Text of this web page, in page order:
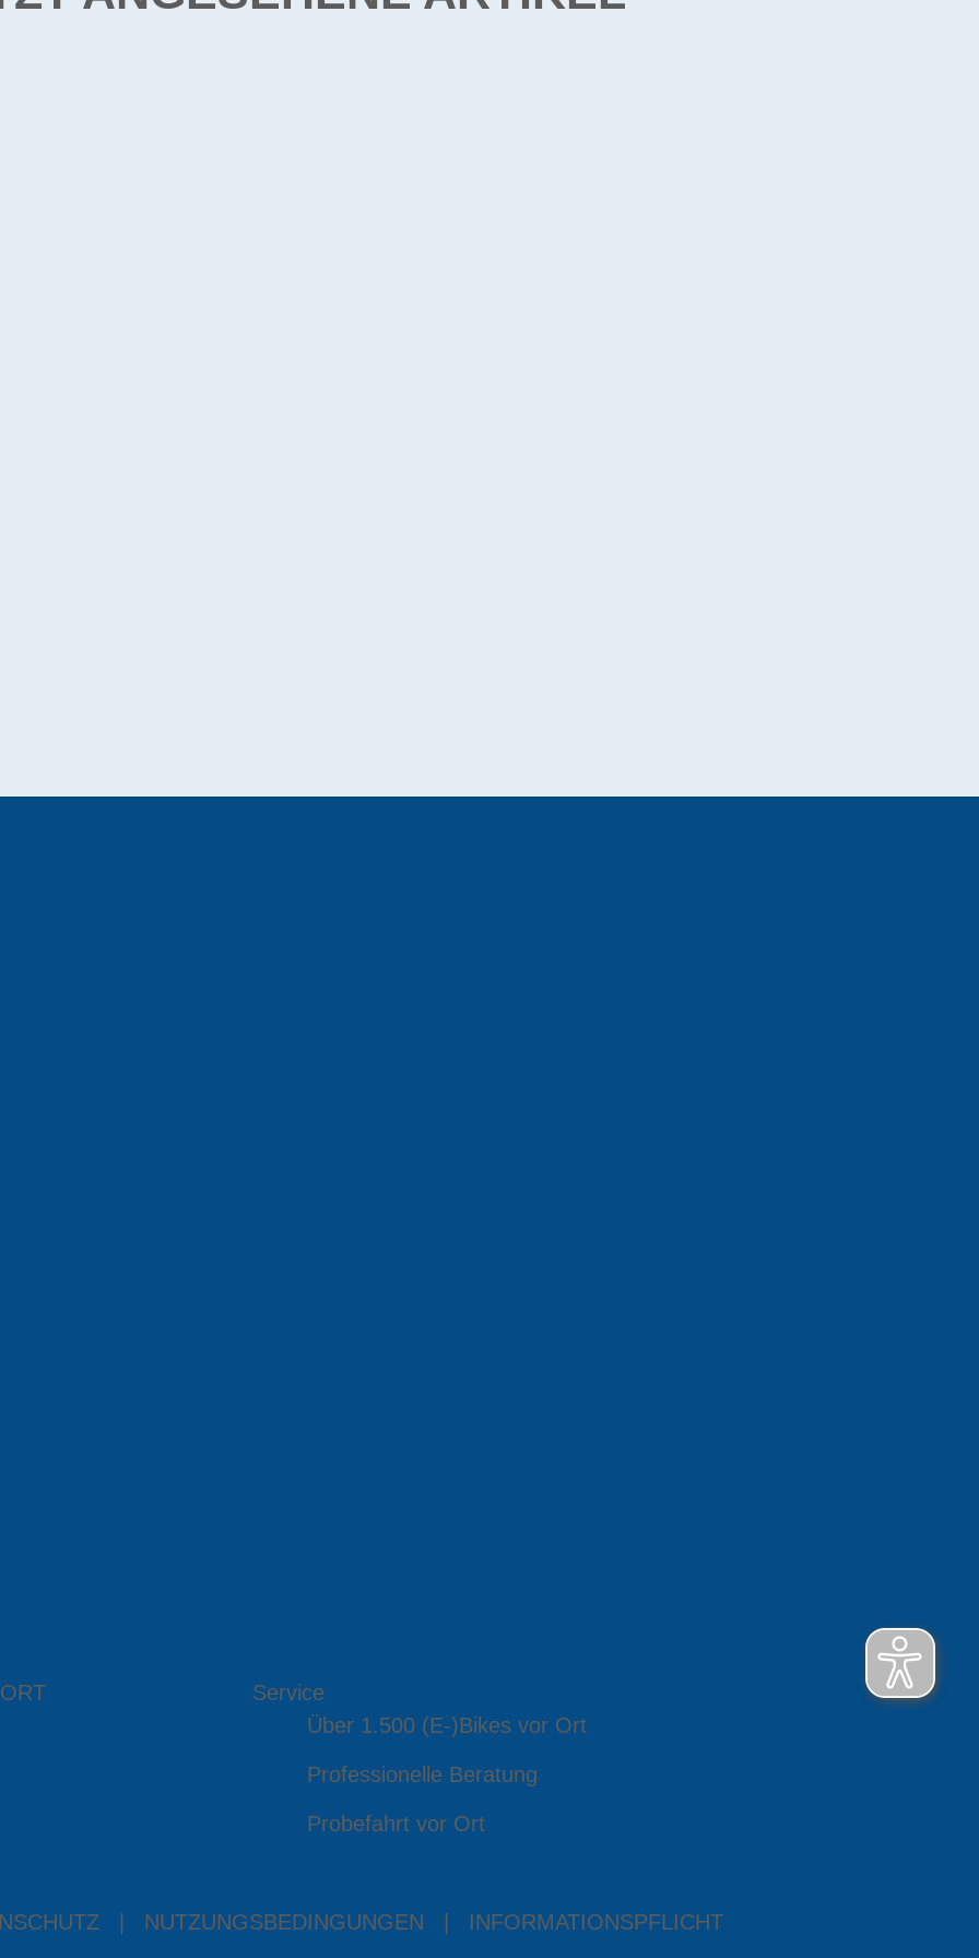
Service
Über 1.500 (E-)Bikes vor Ort
Professionelle Beratung
Probefahrt vor Ort
NUTZUNGSBEDINGUNGEN INFORMATIONSPFLICHT